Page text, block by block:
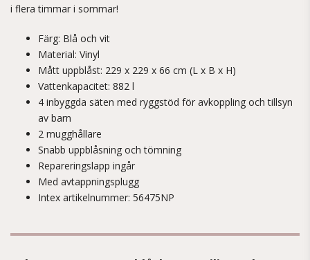
i flera timmar i sommar!
Färg: Blå och vit
Material: Vinyl
Mått uppblåst: 229 x 229 x 66 cm (L x B x H)
Vattenkapacitet: 882 l
4 inbyggda säten med ryggstöd för avkoppling och tillsyn
av barn
2 mugghållare
Snabb uppblåsning och tömning
Repareringslapp ingår
Med avtappningsplugg
Intex artikelnummer: 56475NP